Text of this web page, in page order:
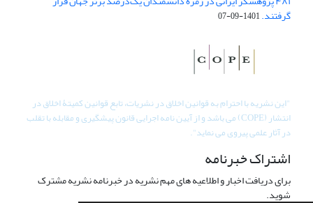
گرفتند.1401-09-07
"این نشریه با احترام به قوانین اخلاق در نشریات، تابع قوانین کمیتۀ اخلاق در
انتشار (COPE) می باشد و از آیین نامه اجرایی قانون پیشگیری و مقابله با تقلب
در آثار علمی پیروی می نماید".
اشتراک خبرنامه
برای دریافت اخبار و اطلاعیه های مهم نشریه در خبرنامه نشریه مشترک
شوید.